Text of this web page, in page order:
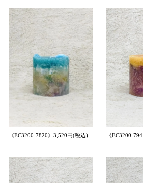
《EC3200-7820》3,520円(税込) 《EC3200-